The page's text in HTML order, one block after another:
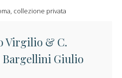
collezione privata
Virgilio & C.
Giulio